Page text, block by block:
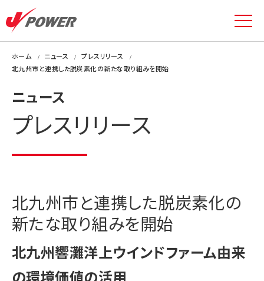
ホーム ニュース
プレスリリース
北九州市と連携した脱炭素化の新たな取り組みを開始
ニュース
プレスリリース
北九州市と連携した脱炭素化の
新たな取り組みを開始
北九州響灘洋上ウインドファーム由来
の環境価値の活用